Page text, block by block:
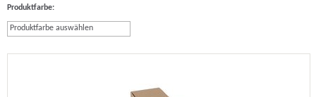
Produktfarbe:
Produktfarbe auswählen